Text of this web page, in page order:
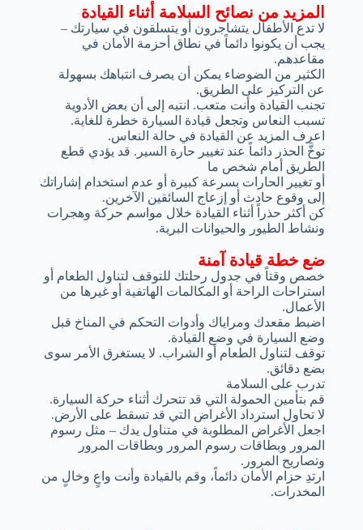
ضع خطة قيادة آمنة
خصص وقتاً في جدول رحلتك للتوقف لتناول الطعام أو
استراحات الراحة أو المكالمات الهاتفية أو غيرها من
الأعمال.
اضبط مقعدك ومراياك وأدوات التحكم في المناخ قبل
وضع السيارة في وضع القيادة.
توقف لتناول الطعام أو الشراب. لا يستغرق الأمر سوى
بضع دقائق.
تدرب على السلامة
قم بتأمين الحمولة التي قد تتحرك أثناء حركة السيارة.
لا تحاول استرداد الأغراض التي قد تسقط على الأرض.
اجعل الأغراض المطلوبة في متناول يدك – مثل رسوم
المرور وبطاقات رسوم المرور وبطاقات المرور
وتصاريح المرور.
ارتدِ حزام الأمان دائماً، وقم بالقيادة وأنت واعٍ وخالٍ من
المخدرات.
المزيد من نصائح السلامة أثناء القيادة
لا تدع الأطفال يتشاجرون أو يتسلقون في سيارتك –
يجب أن يكونوا دائماً في نطاق أحزمة الأمان في
مقاعدهم.
الكثير من الضوضاء يمكن أن يصرف انتباهك بسهولة
عن التركيز على الطريق.
تجنب القيادة وأنت متعب. انتبه إلى أن بعض الأدوية
تسبب النعاس وتجعل قيادة السيارة خطرة للغاية.
اعرف المزيد عن القيادة في حالة النعاس.
توخَّ الحذر دائماً عند تغيير حارة السير. قد يؤدي قطع
الطريق أمام شخص ما
أو تغيير الحارات بسرعة كبيرة أو عدم استخدام إشاراتك
إلى وقوع حادث أو إزعاج السائقين الآخرين.
كن أكثر حذراً أثناء القيادة خلال مواسم حركة وهجرات
ونشاط الطيور والحيوانات البرية.